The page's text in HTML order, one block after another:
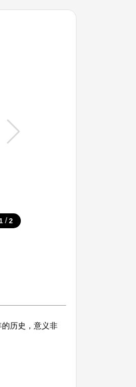
1 / 2
历史，意义非